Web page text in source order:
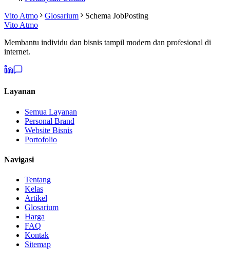
Vito Atmo
Glosarium
Schema JobPosting
Vito Atmo
Membantu individu dan bisnis tampil modern dan profesional di
internet.
Layanan
Semua Layanan
Personal Brand
Website Bisnis
Portofolio
Navigasi
Tentang
Kelas
Artikel
Glosarium
Harga
FAQ
Kontak
Sitemap